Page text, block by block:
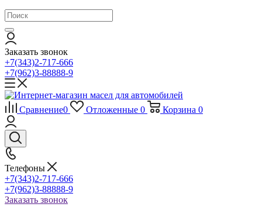
Заказать звонок
+7(343)2-717-666
+7(962)3-88888-9
Сравнение0 Отложенные 0 Корзина 0
Телефоны
+7(343)2-717-666
+7(962)3-88888-9
Заказать звонок